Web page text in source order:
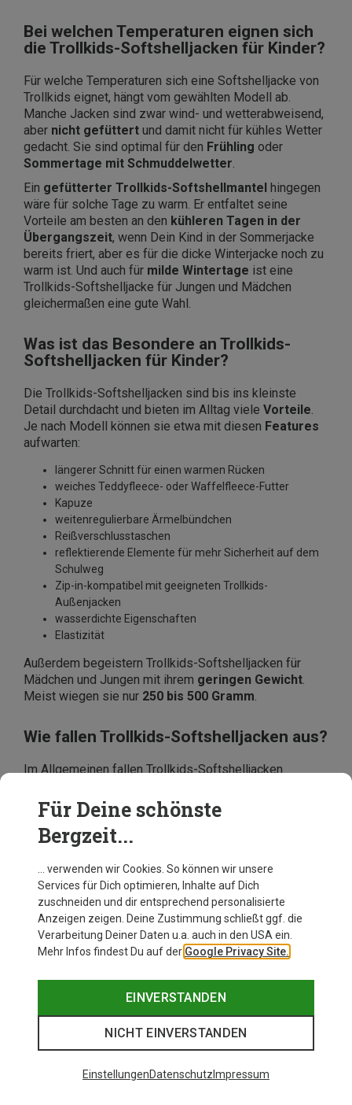
Bei welchen Temperaturen eignen sich
die Trollkids-Softshelljacken für Kinder?
Für welche Temperaturen sich eine Softshelljacke von
Trollkids eignet, hängt vom gewählten Modell ab.
Manche Jacken sind zwar wind- und wetterabweisend,
aber nicht gefüttert und damit nicht für kühles Wetter
gedacht. Sie sind optimal für den Frühling oder
Sommertage mit Schmuddelwetter.
Ein gefütterter Trollkids-Softshellmantel hingegen
wäre für solche Tage zu warm. Er entfaltet seine
Vorteile am besten an den kühleren Tagen in der
Übergangszeit, wenn Dein Kind in der Sommerjacke
bereits friert, aber es für die dicke Winterjacke noch zu
warm ist. Und auch für milde Wintertage ist eine
Trollkids-Softshelljacke für Jungen und Mädchen
gleichermaßen eine gute Wahl.
Was ist das Besondere an Trollkids-
Softshelljacken für Kinder?
Die Trollkids-Softshelljacken sind bis ins kleinste
Detail durchdacht und bieten im Alltag viele Vorteile.
Je nach Modell können sie etwa mit diesen Features
aufwarten:
längerer Schnitt für einen warmen Rücken
weiches Teddyfleece- oder Waffelfleece-Futter
Kapuze
weitenregulierbare Ärmelbündchen
Reißverschlusstaschen
reflektierende Elemente für mehr Sicherheit auf dem
Schulweg
Zip-in-kompatibel mit geeigneten Trollkids-
Außenjacken
wasserdichte Eigenschaften
Elastizität
Außerdem begeistern Trollkids-Softshelljacken für
Mädchen und Jungen mit ihrem geringen Gewicht.
Meist wiegen sie nur 250 bis 500 Gramm.
Wie fallen Trollkids-Softshelljacken aus?
Im Allgemeinen fallen Trollkids-Softshelljacken
Nummer größer oder kleiner wählen. Entdecke
bei Bergzeitdie besten Softshelljacken und -mäntel
von Trollkids für Dein Kind und bestelle Deinen
Für Deine schönste
Bergzeit...
… verwenden wir Cookies. So können wir unsere
Services für Dich optimieren, Inhalte auf Dich
zuschneiden und dir entsprechend personalisierte
Anzeigen zeigen. Deine Zustimmung schließt ggf. die
Verarbeitung Deiner Daten u.a. auch in den USA ein.
Mehr Infos findest Du auf der Google Privacy Site.
EINVERSTANDEN
NICHT EINVERSTANDEN
EinstellungenDatenschutz Impressum